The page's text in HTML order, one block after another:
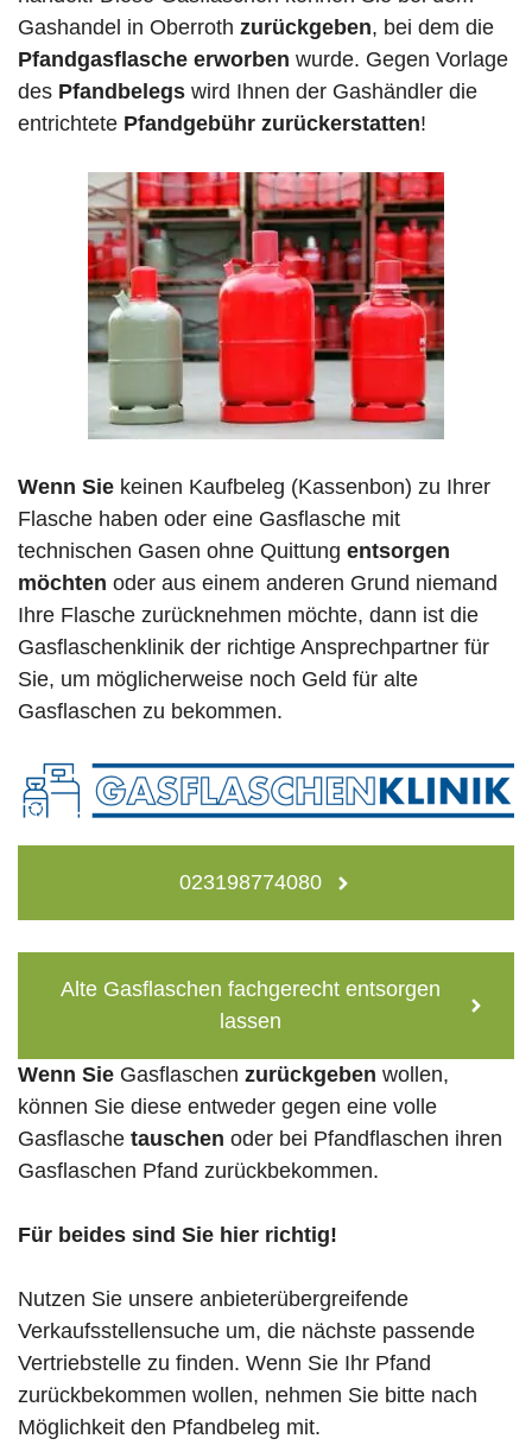
Gashandel in Oberroth zurückgeben, bei dem die
Pfandgasflasche erworben wurde. Gegen Vorlage
des Pfandbelegs wird Ihnen der Gashändler die
entrichtete Pfandgebühr zurückerstatten!
Wenn Sie keinen Kaufbeleg (Kassenbon) zu Ihrer
Flasche haben oder eine Gasflasche mit
technischen Gasen ohne Quittung entsorgen
möchten oder aus einem anderen Grund niemand
Ihre Flasche zurücknehmen möchte, dann ist die
Gasflaschenklinik der richtige Ansprechpartner für
Sie, um möglicherweise noch Geld für alte
Gasflaschen zu bekommen.
023198774080
Alte Gasflaschen fachgerecht entsorgen
lassen
Wenn Sie Gasflaschen zurückgeben wollen,
können Sie diese entweder gegen eine volle
Gasflasche tauschen oder bei Pfandflaschen ihren
Gasflaschen Pfand zurückbekommen.
Für beides sind Sie hier richtig!
Nutzen Sie unsere anbieterübergreifende
Verkaufsstellensuche um, die nächste passende
Vertriebstelle zu finden. Wenn Sie Ihr Pfand
zurückbekommen wollen, nehmen Sie bitte nach
Möglichkeit den Pfandbeleg mit.